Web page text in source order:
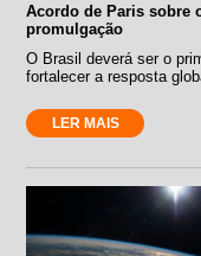
Acordo de Paris sobre
promulgação
O Brasil deverá ser o
fortalecer a resposta
LER MAIS